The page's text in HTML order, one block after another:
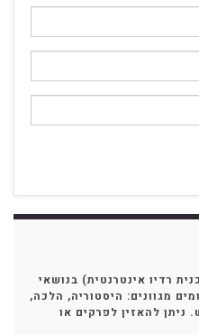
רדיו אינטרנטית) בנושאי
מגוונים: היסטוריה, הלכה,
להאזין לפרקים או